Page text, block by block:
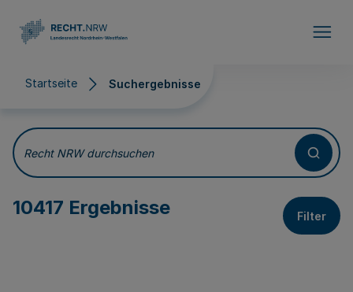
Startseite Suchergebnisse
Suchergebnisse
Recht NRW durchsuchen
10417 Ergebnisse Filter